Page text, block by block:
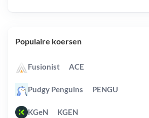
Populaire koersen
Fusionist ACE
Pudgy Penguins PENGU
KGeN KGEN